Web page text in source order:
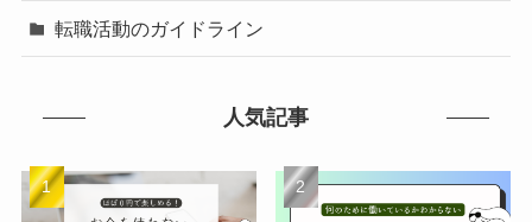
転職活動のガイドライン
人気記事